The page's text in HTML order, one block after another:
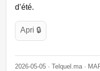
d’été.
Apri 🔒
2026-05-05 · Telquel.ma ·